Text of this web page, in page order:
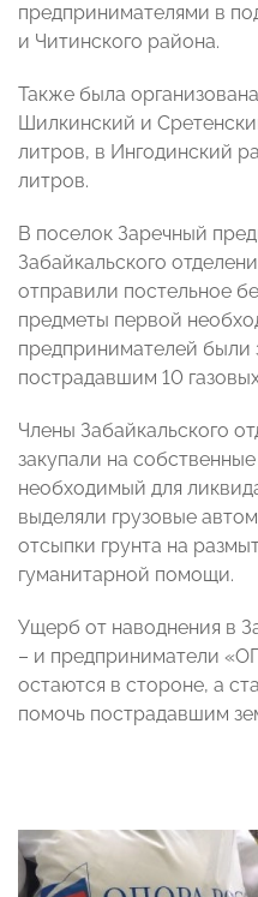
предпринимателями в
и Читинского района.
Также была
Шилкинский и
литров, в Ингодинский
литров.
В поселок Заречный
Забайкальского
отправили постельное
предметы первой
предпринимателей были
пострадавшим 10
Члены Забайкальского
закупали на
необходимый для
выделяли грузовые
отсыпки грунта на
гуманитарной помощи.
Ущерб от наводнения в
– и предприниматели
остаются в стороне, а
помочь пострадавшим